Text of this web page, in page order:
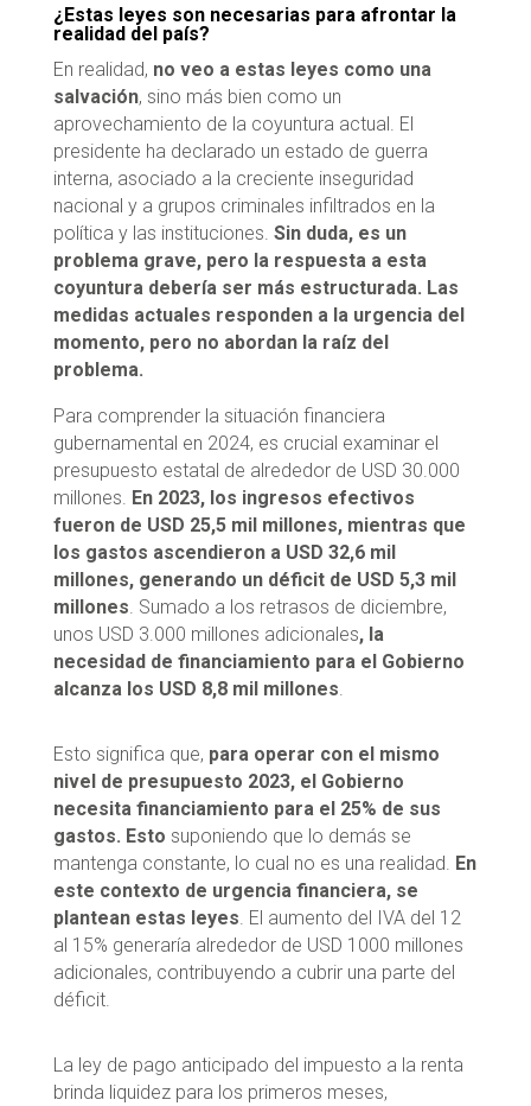
¿Estas leyes son necesarias para afrontar la
realidad del país?
En realidad, no veo a estas leyes como una
salvación, sino más bien como un
aprovechamiento de la coyuntura actual. El
presidente ha declarado un estado de guerra
interna, asociado a la creciente inseguridad
nacional y a grupos criminales infiltrados en la
política y las instituciones. Sin duda, es un
problema grave, pero la respuesta a esta
coyuntura debería ser más estructurada. Las
medidas actuales responden a la urgencia del
momento, pero no abordan la raíz del
problema.
Para comprender la situación financiera
gubernamental en 2024, es crucial examinar el
presupuesto estatal de alrededor de USD 30.000
millones. En 2023, los ingresos efectivos
fueron de USD 25,5 mil millones, mientras que
los gastos ascendieron a USD 32,6 mil
millones, generando un déficit de USD 5,3 mil
millones. Sumado a los retrasos de diciembre,
unos USD 3.000 millones adicionales, la
necesidad de financiamiento para el Gobierno
alcanza los USD 8,8 mil millones.
Esto significa que, para operar con elmismo
nivel de presupuesto 2023, el Gobierno
necesita financiamiento para el 25% de sus
gastos. Esto suponiendo que lo demás se
mantenga constante, lo cual no es una realidad. En
este contexto de urgencia financiera, se
plantean estas leyes. El aumento del IVA del 12
al 15% generaría alrededor de USD 1000 millones
adicionales, contribuyendo a cubrir una parte del
déficit.
La ley de pago anticipado del impuesto a la renta
brinda liquidez para los primeros meses,